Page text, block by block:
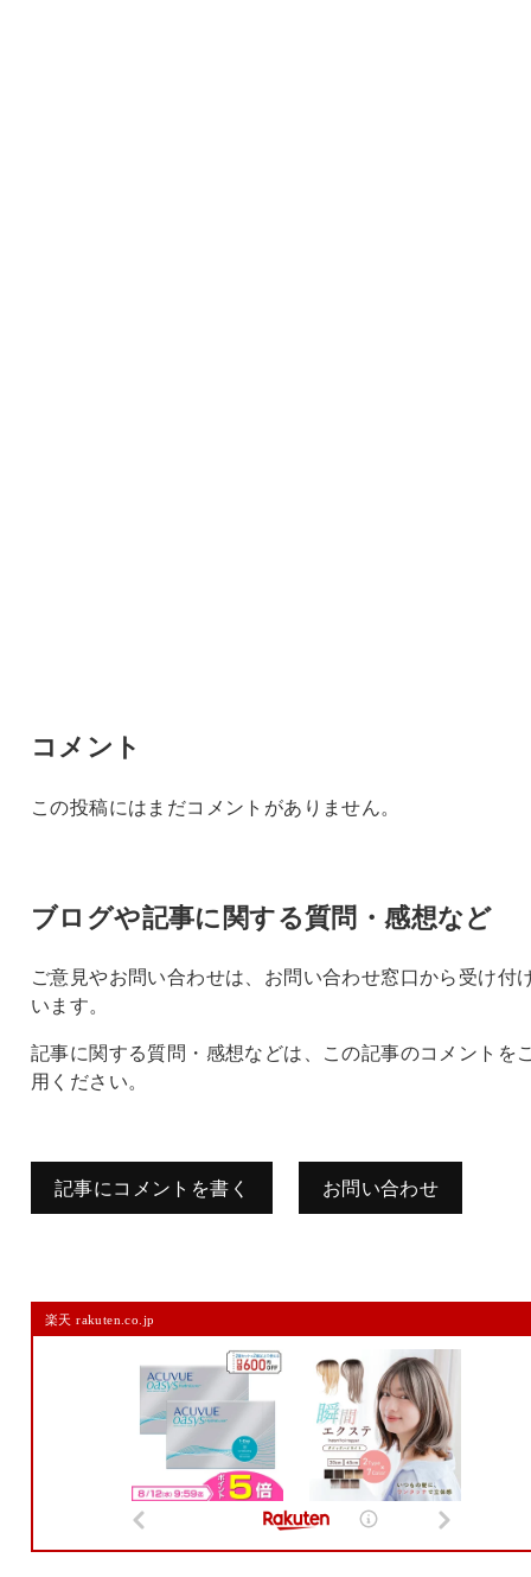
コメント
この投稿にはまだコメントがありません。
ブログや記事に関する質問・感想など
ご意見やお問い合わせは、お問い合わせ窓口から受け付
います。
記事に関する質問・感想などは、この記事のコメントを
用ください。
記事にコメントを書く お問い合わせ
メールアドレスは公開されません。
また、コメント欄には、必ず日本語を含めてください（スパム対策）。
楽天 rakuten.co.jp